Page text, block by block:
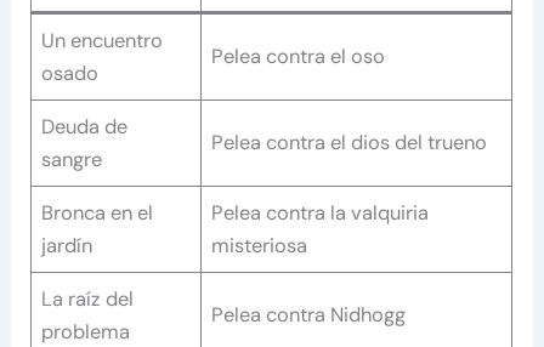
Un encuentro
osado
Pelea contra el oso
Deuda de
sangre
Pelea contra el dios del trueno
Bronca en el
jardín
Pelea contra la valquiria
misteriosa
La raíz del
problema
Pelea contra Nidhogg